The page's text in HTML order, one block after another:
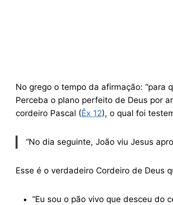
No grego o tempo da afirmação: “para
Perceba o plano perfeito de Deus por
cordeiro Pascal (Êx 12), o qual foi
“No dia seguinte, João viu Jesus
Esse é o verdadeiro Cordeiro de Deus
“Eu sou o pão vivo que desceu do